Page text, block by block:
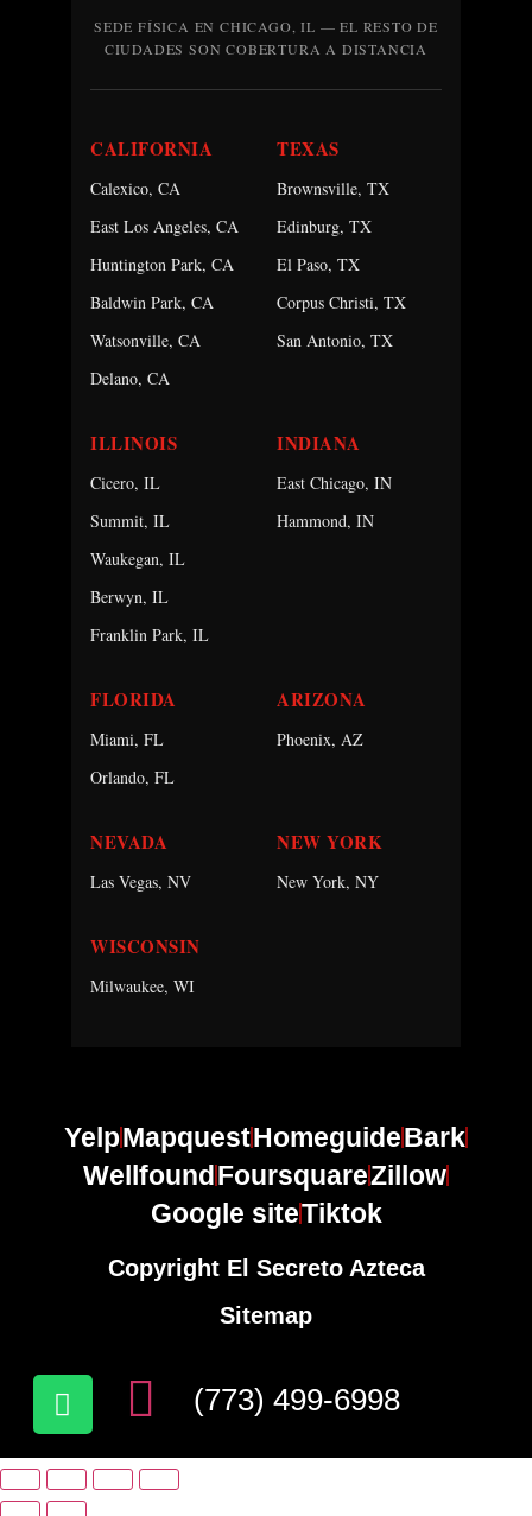
SEDE FÍSICA EN CHICAGO, IL — EL RESTO DE
CIUDADES SON COBERTURA A DISTANCIA
CALIFORNIA
Calexico, CA
East Los Angeles, CA
Huntington Park, CA
Baldwin Park, CA
Watsonville, CA
Delano, CA
TEXAS
Brownsville, TX
Edinburg, TX
El Paso, TX
Corpus Christi, TX
San Antonio, TX
ILLINOIS
Cicero, IL
Summit, IL
Waukegan, IL
Berwyn, IL
Franklin Park, IL
INDIANA
East Chicago, IN
Hammond, IN
FLORIDA
Miami, FL
Orlando, FL
ARIZONA
Phoenix, AZ
NEVADA
Las Vegas, NV
NEW YORK
New York, NY
WISCONSIN
Milwaukee, WI
YelpMapquestHomeguideBark
WellfoundFoursquareZillow
Google siteTiktok
Copyright El Secreto Azteca
Sitemap
(773) 499-6998